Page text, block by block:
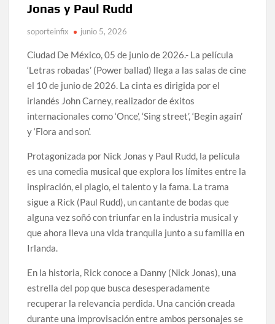
Jonas y Paul Rudd
soporteinfix junio 5, 2026
Ciudad De México, 05 de junio de 2026.- La película
‘Letras robadas’ (Power ballad) llega a las salas de cine
el 10 de junio de 2026. La cinta es dirigida por el
irlandés John Carney, realizador de éxitos
internacionales como ‘Once’, ‘Sing street’, ‘Begin again’
y ‘Flora and son’.
Protagonizada por Nick Jonas y Paul Rudd, la película
es una comedia musical que explora los límites entre la
inspiración, el plagio, el talento y la fama. La trama
sigue a Rick (Paul Rudd), un cantante de bodas que
alguna vez soñó con triunfar en la industria musical y
que ahora lleva una vida tranquila junto a su familia en
Irlanda.
En la historia, Rick conoce a Danny (Nick Jonas), una
estrella del pop que busca desesperadamente
recuperar la relevancia perdida. Una canción creada
durante una improvisación entre ambos personajes se